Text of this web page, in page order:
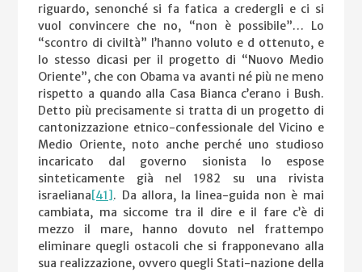
riguardo, senonché si fa fatica a credergli e ci si
vuol convincere che no, “non è possibile”… Lo
“scontro di civiltà” l’hanno voluto e d ottenuto, e
lo stesso dicasi per il progetto di “Nuovo Medio
Oriente”, che con Obama va avanti né più ne meno
rispetto a quando alla Casa Bianca c’erano i Bush.
Detto più precisamente si tratta di un progetto di
cantonizzazione etnico-confessionale del Vicino e
Medio Oriente, noto anche perché uno studioso
incaricato dal governo sionista lo espose
sinteticamente già nel 1982 su una rivista
israeliana[41]. Da allora, la linea-guida non è mai
cambiata, ma siccome tra il dire e il fare c’è di
mezzo il mare, hanno dovuto nel frattempo
eliminare quegli ostacoli che si frapponevano alla
sua realizzazione, ovvero quegli Stati-nazione della